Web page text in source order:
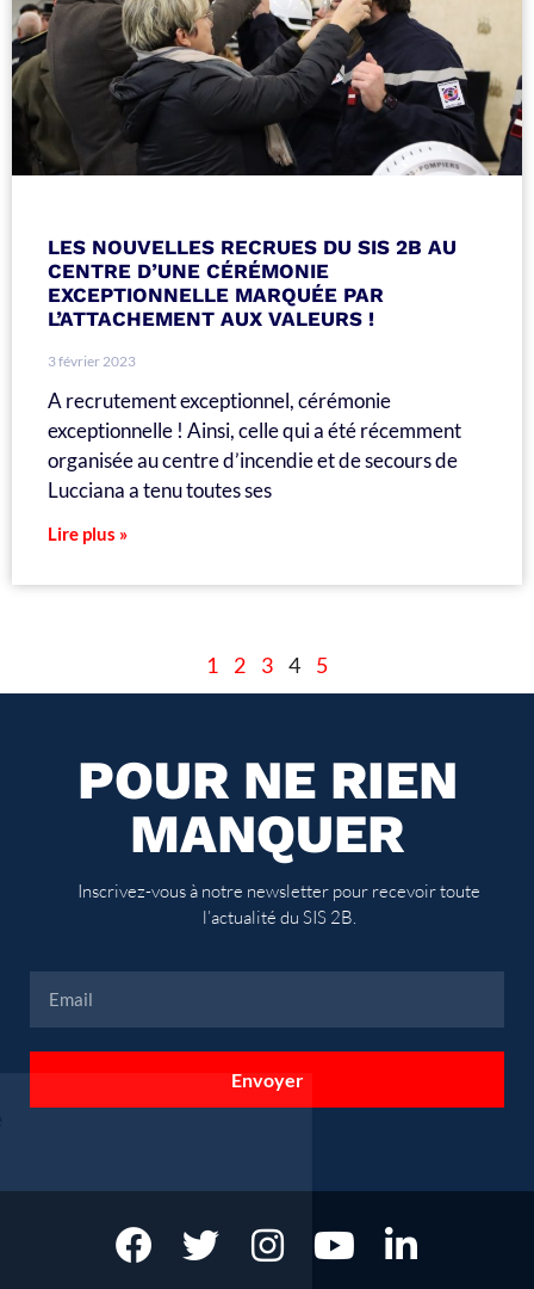
LES NOUVELLES RECRUES DU SIS 2B AU
CENTRE D’UNE CÉRÉMONIE
EXCEPTIONNELLE MARQUÉE PAR
L’ATTACHEMENT AUX VALEURS !
3 février 2023
A recrutement exceptionnel, cérémonie
exceptionnelle ! Ainsi, celle qui a été récemment
organisée au centre d’incendie et de secours de
Lucciana a tenu toutes ses
Lire plus »
1 2 3 4 5
POUR NE RIEN
MANQUER
Inscrivez-vous à notre newsletter pour recevoir toute
l’actualité du SIS 2B.
Envoyer